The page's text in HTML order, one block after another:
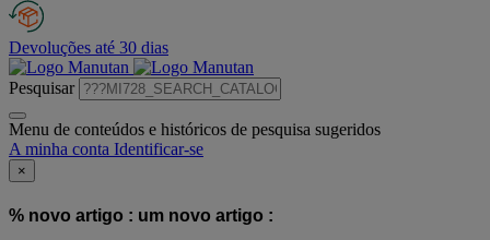
Devoluções até 30 dias
Pesquisar
Menu de conteúdos e históricos de pesquisa sugeridos
A minha conta Identificar-se
×
% novo artigo : um novo artigo :